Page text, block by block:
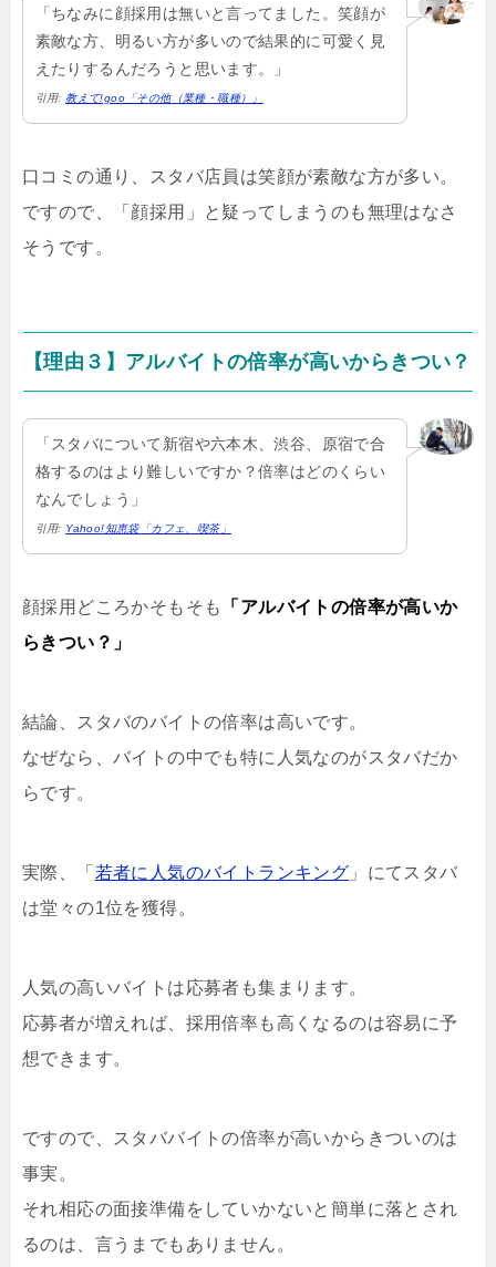
「ちなみに顔採用は無いと言ってました。笑顔が
素敵な方、明るい方が多いので結果的に可愛く見
えたりするんだろうと思います。」
引用:教えて!goo「その他（業種・職種）」
口コミの通り、スタバ店員は笑顔が素敵な方が多い。
ですので、「顔採用」と疑ってしまうのも無理はなさ
そうです。
【理由３】アルバイトの倍率が高いからきつい？
「スタバについて新宿や六本木、渋谷、原宿で合
格するのはより難しいですか？倍率はどのくらい
なんでしょう」
引用: Yahoo!知恵袋「カフェ、喫茶」
顔採用どころかそもそも
「アルバイトの倍率が高いか
らきつい？」
結論、スタバのバイトの倍率は高いです。
なぜなら、バイトの中でも特に人気なのがスタバだか
らです。
実際、「 若者に人気のバイトランキング 」にてスタバ
は堂々の1位を獲得。
人気の高いバイトは応募者も集まります。
応募者が増えれば、採用倍率も高くなるのは容易に予
想できます。
ですので、スタババイトの倍率が高いからきついのは
事実。
それ相応の面接準備をしていかないと簡単に落とされ
るのは、言うまでもありません。